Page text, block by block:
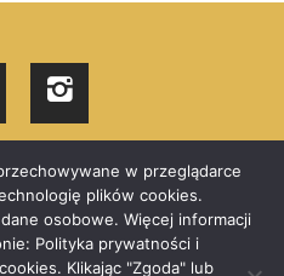
dotyczące składników, wartości
zawsze aktualne. W przypadku
się jednak zmiany w ich składach,
i innych. Aktualne dane zawsze
w przeglądarce
plików cookies.
osobowe. Więcej informacji
Polityka prywatności i
Klikając "Zgoda" lub